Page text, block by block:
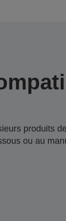
produits
ou au